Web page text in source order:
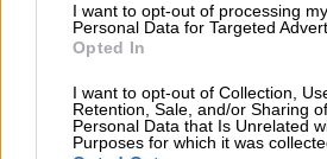
I want to opt-out of processing my
Personal Data for Targeted
Opted In
I want to opt-out of Collection,
Retention, Sale, and/or Sharing
Personal Data that Is Unrelated
Purposes for which it was
Πέδρο Μαρτίνςέκανε
ημίχρονο ( Βαλμπουενά
ΦορτούνηκαιΜπρούμα
Παναιτωλικόςπλήρωσε τον
ίδιο νόμισμα καθώς στο 48'